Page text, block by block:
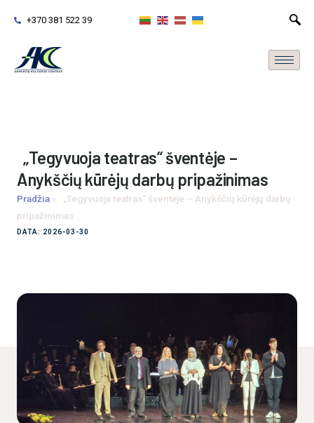
+370 381 522 39
„Tegyvuoja teatras“ šventėje –
Anykščių kūrėjų darbų pripažinimas
Pradžia »
„Tegyvuoja teatras“ šventėje – Anykščių kūrėjų darbų
pripažinimas
DATA: 2026-03-30